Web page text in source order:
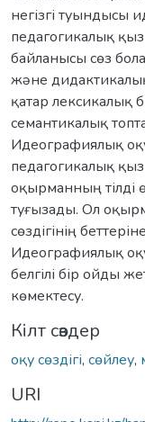
негізгі туындысы
педагогикалық
байланысы сөз
жəне
қатар лексикалық
семантикалық
Идеографиялық
педагогикалық
оқырманның тілді
туғызады. Ол
сөздігінің
Идеографиялық оқу
белгілі бір ойды
көмектесу.
Кілт сөздер
оқу сөздігі, сөйлеу,
URI